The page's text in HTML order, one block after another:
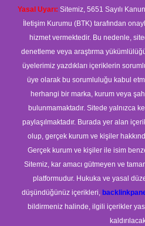
Yasal Uyarı: Sitemiz, 5651 Sayılı
İletişim Kurumu (BTK) tarafından
hizmet vermektedir. Bu nedenle,
denetleme veya araştırma
üyelerimiz yazdıkları içeriklerin
üye olarak bu sorumluluğu kabul
herhangi bir marka, kurum veya
bulunmamaktadır. Sitede yalnızca
paylaşılmaktadır. Burada yer alan
olup, gerçek kurum ve kişiler
Gerçek kurum ve kişiler ile isim
Sitemiz, kar amacı gütmeyen ve
platformudur. Hukuka ve yasal
düşündüğünüz içerikleri,
bildirmeniz halinde, ilgili içerikler